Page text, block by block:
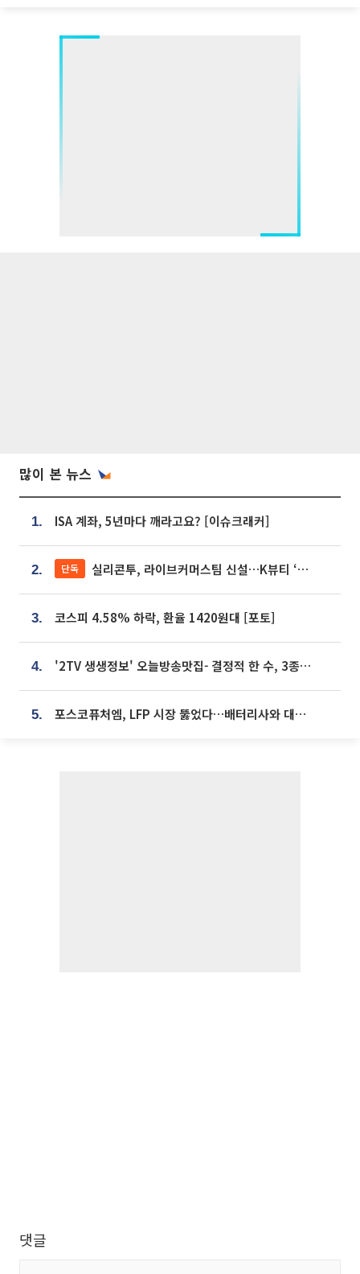
많이 본 뉴스
1. ISA 계좌, 5년마다 깨라고요? [이슈크래커]
2. 단독 실리콘투, 라이브커머스팀 신설…K뷰티 ‘글로벌 판매망’ 확대[K뷰티 라방戰]
3. 코스피 4.58% 하락, 환율 1420원대 [포토]
4. '2TV 생생정보' 오늘방송맛집- 결정적 한 수, 3종 메밀면! 메밀 소바 맛집 '의○○○○'
5. 포스코퓨처엠, LFP 시장 뚫었다…배터리사와 대규모 장기 공급 합의
댓글